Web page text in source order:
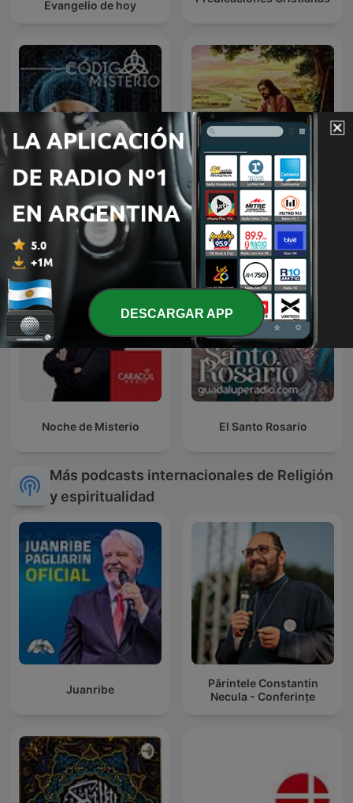
Evangelio de hoy
Código Misterio Musica cristiana
Noche de Misterio El Santo Rosario
Más podcasts internacionales de Religión
y espiritualidad
Juanribe
Părintele Constantin
Necula - Conferințe
DESCARGAR APP